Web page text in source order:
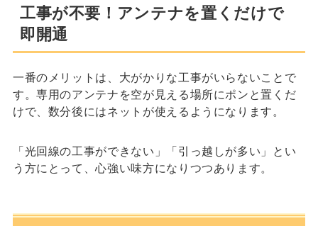
工事が不要！アンテナを置くだけで
即開通
一番のメリットは、大がかりな工事がいらないことで
す。専用のアンテナを空が見える場所にポンと置くだ
けで、数分後にはネットが使えるようになります。
「光回線の工事ができない」「引っ越しが多い」とい
う方にとって、心強い味方になりつつあります。